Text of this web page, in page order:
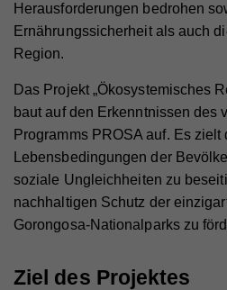
Herausforderungen bedrohen
Ernährungssicherheit als auch
Region.
Das Projekt „Ökosystemisches
baut auf den Erkenntnissen des
Programms PROSA auf. Es zielt
Lebensbedingungen der
soziale Ungleichheiten zu
nachhaltigen Schutz der
Gorongosa-Nationalparks zu
Ziel des Projektes